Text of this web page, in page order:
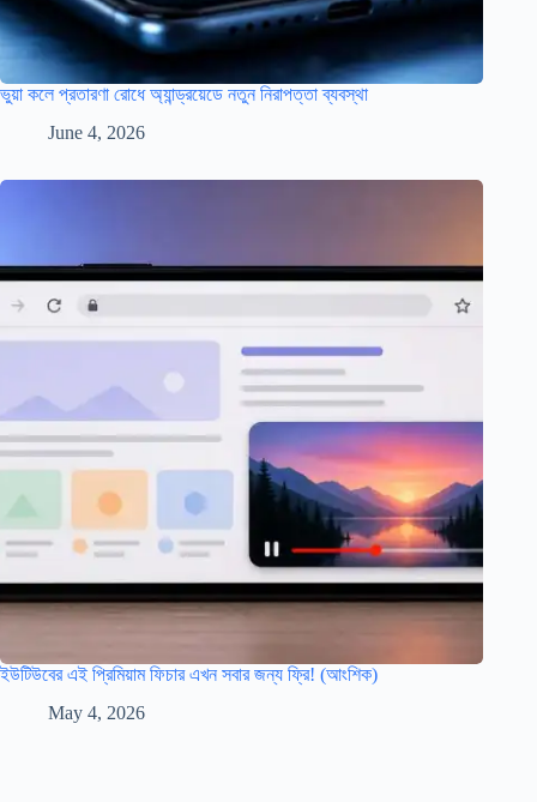
ভুয়া কলে প্রতারণা রোধে অ্যান্ড্রয়েডে নতুন নিরাপত্তা ব্যবস্থা
June 4, 2026
ইউটিউবের এই প্রিমিয়াম ফিচার এখন সবার জন্য ফ্রি! (আংশিক)
May 4, 2026